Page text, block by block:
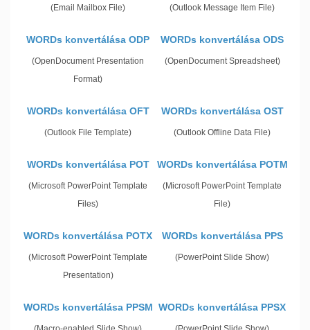
(Email Mailbox File) (Outlook Message Item File)
WORDs konvertálása ODP
(OpenDocument Presentation
Format)
WORDs konvertálása ODS
(OpenDocument Spreadsheet)
WORDs konvertálása OFT
(Outlook File Template)
WORDs konvertálása OST
(Outlook Offline Data File)
WORDs konvertálása POT
(Microsoft PowerPoint Template
Files)
WORDs konvertálása POTM
(Microsoft PowerPoint Template
File)
WORDs konvertálása POTX
(Microsoft PowerPoint Template
Presentation)
WORDs konvertálása PPS
(PowerPoint Slide Show)
WORDs konvertálása PPSM WORDs konvertálása PPSX